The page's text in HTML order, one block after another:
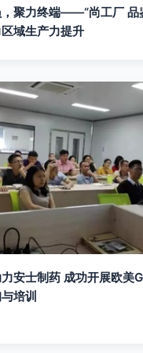
聚力终端——“尚工厂 品
域生产力提升
安士制药 成功开展欧美
培训